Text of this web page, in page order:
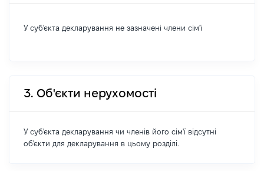
У суб'єкта декларування не зазначені члени сім'ї
3. Об'єкти нерухомості
У суб'єкта декларування чи членів його сім'ї відсутні
об'єкти для декларування в цьому розділі.